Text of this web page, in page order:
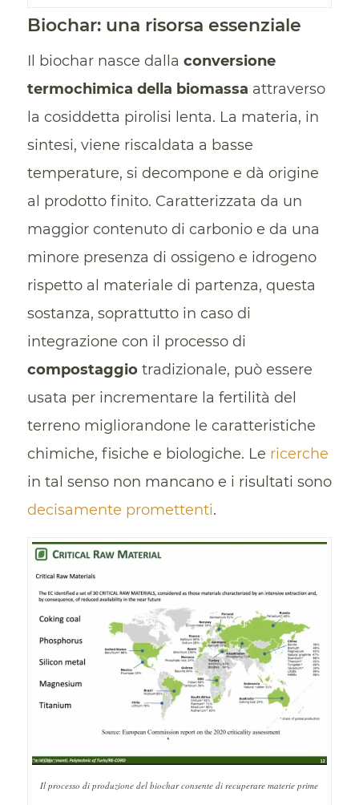
Biochar: una risorsa essenziale
Il biochar nasce dalla conversione
termochimica della biomassa attraverso
la cosiddetta pirolisi lenta. La materia, in
sintesi, viene riscaldata a basse
temperature, si decompone e dà origine
al prodotto finito. Caratterizzata da un
maggior contenuto di carbonio e da una
minore presenza di ossigeno e idrogeno
rispetto al materiale di partenza, questa
sostanza, soprattutto in caso di
integrazione con il processo di
compostaggiotradizionale, può essere
usata per incrementare la fertilità del
terreno migliorandone le caratteristiche
chimiche, fisiche e biologiche. Le ricerche
in tal senso non mancano e i risultati sono
decisamente promettenti.
Il processo di produzione del biochar consente di recuperare materie prime